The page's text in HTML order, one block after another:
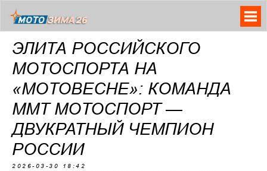
ЭЛИТА РОССИЙСКОГО
МОТОСПОРТА НА
«МОТОВЕСНЕ»: КОМАНДА
ММТ МОТОСПОРТ —
ДВУКРАТНЫЙ ЧЕМПИОН
РОССИИ
2026-03-30 18:42